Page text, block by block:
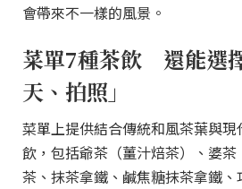
會帶來不一樣的風景。
菜單7種茶飲 還能選
天、拍照」
菜單上提供結合傳統和風茶葉與
飲，包括爺茶（薑汁焙茶）、婆
茶、抹茶拿鐵、鹹焦糖抹茶拿鐵